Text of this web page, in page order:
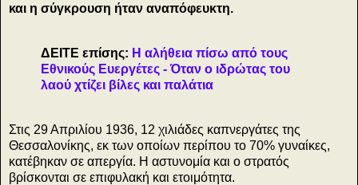
και η σύγκρουση ήταν αναπόφευκτη.
ΔΕΙΤΕ επίσης: Η αλήθεια πίσω από τους
Εθνικούς Ευεργέτες - Όταν ο ιδρώτας του
λαού χτίζει βίλες και παλάτια
Στις 29 Απριλίου 1936, 12 χιλιάδες καπνεργάτες της
Θεσσαλονίκης, εκ των οποίων περίπου το 70% γυναίκες,
κατέβηκαν σε απεργία. Η αστυνομία και ο στρατός
βρίσκονται σε επιφυλακή και ετοιμότητα.